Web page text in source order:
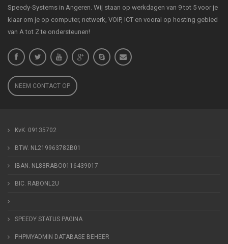
Speedy-Systems in Angeren. Wij staan op werkdagen van 9 tot 5 voor je
klaar om je op computer, netwerk, VOIP, ICT en vooral op hosting gebied
van A tot Z te ondersteunen!
NEEM CONTACT OP
KvK. 09135702
BTW. NL219963782B01
IBAN. NL88RABO0116439017
BIC. RABONL2U
SPEEDY STATUS PAGINA
PHPMYADMIN DATABASE BEHEER